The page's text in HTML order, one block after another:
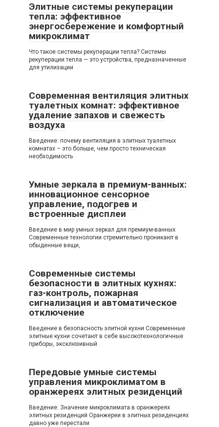
Элитные системы рекуперации
тепла: эффективное
энергосбережение и комфортный
микроклимат
Что такое системы рекуперации тепла? Системы
рекуперации тепла — это устройства, предназначенные
для утилизации
Современная вентиляция элитных
туалетных комнат: эффективное
удаление запахов и свежесть
воздуха
Введение: почему вентиляция в элитных туалетных
комнатах – это больше, чем просто техническая
необходимость
Умные зеркала в премиум-ванных:
инновационное сенсорное
управление, подогрев и
встроенные дисплеи
Введение в мир умных зеркал для премиум-ванных
Современные технологии стремительно проникают в
обыденные вещи,
Современные системы
безопасности в элитных кухнях:
газ-контроль, пожарная
сигнализация и автоматическое
отключение
Введение в безопасность элитной кухни Современные
элитные кухни сочетают в себе высокотехнологичные
приборы, эксклюзивный
Передовые умные системы
управления микроклиматом в
оранжереях элитных резиденций
Введение: Значение микроклимата в оранжереях
элитных резиденций Оранжереи в элитных резиденциях
давно уже перестали